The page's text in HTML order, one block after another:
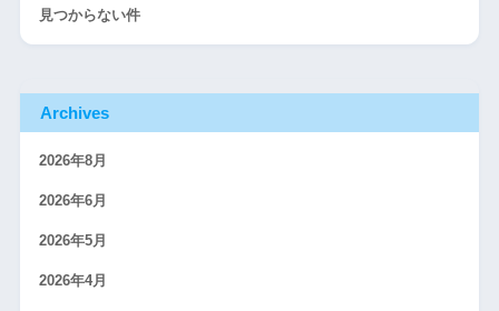
見つからない件
Archives
2026年8月
2026年6月
2026年5月
2026年4月